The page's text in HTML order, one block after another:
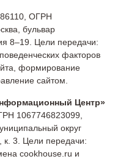
ОГРН
бульвар
8–19. Цели передачи:
факторов
формирование
сайтом.
Центр»
1067746823099,
округ
к. 3. Цели передачи:
cookhouse.ru и